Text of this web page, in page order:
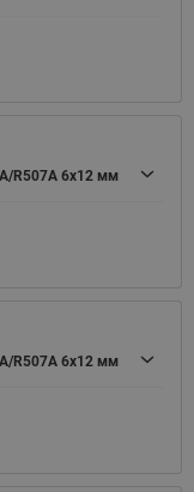
R507A 6x12 мм
R507A 6x12 мм